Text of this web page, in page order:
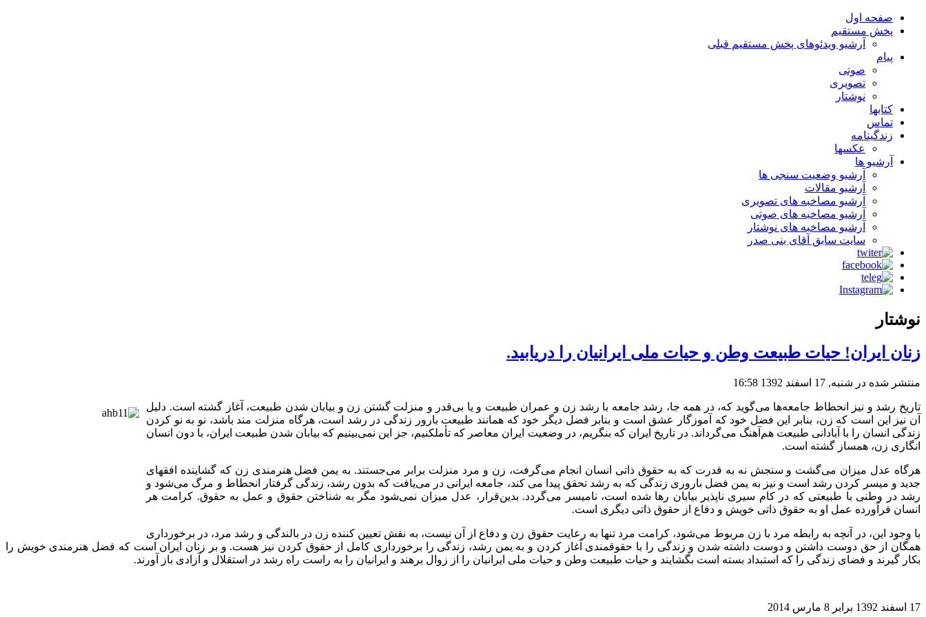
صفحه اول
پخش مستقیم
آرشیو ویدئوهای پخش مستقیم قبلی
پیام
صوتی
تصویری
نوشتار
کتابها
تماس
زندگینامه
عکسها
آرشیو ها
آرشیو وضعیت سنجی ها
آرشیو مقالات
آرشیو مصاخبه های تصویری
آرشیو مصاخبه های صوتی
آرشیو مصاخبه های نوشتار
سایت سابق آقای بنی صدر
نوشتار
زنان ایران! حیات طبیعت وطن و حیات ملی ایرانیان را دریابید.
منتشر شده در شنبه, 17 اسفند 1392 16:58
تاریخ رشد و نیز انحطاط جامعه‌ها می‌گوید که، در همه جا، رشد جامعه با رشد زن و عمران طبیعت و یا بی‌قدر و منزلت گشتن زن و بیابان شدن طبیعت، آغاز گشته ‌است. دلیل
آن نیز این ‌است که زن، بنابر این فضل خود که آموزگار عشق است و بنابر فضل دیگر خود که همانند طبیعت بارور زندگی در رشد است، هرگاه منزلت مند باشد، نو به نو کردن
زندگی انسان را با آبادانی طبیعت هم‌آهنگ می‌گرداند. در تاریخ ایران که بنگریم، در وضعیت ایران معاصر که تأملکنیم، جز این نمی‌بینیم که بیابان شدن طبیعت ایران، با دون انسان
انگاری زن، همساز گشته‌ است.
هرگاه عدل میزان می‌گشت و سنجش نه به قدرت که به حقوق ذاتی انسان انجام می‌گرفت، زن و مرد منزلت برابر می‌جستند. به یمن فضل هنرمندی زن که گشاینده افقهای
جدید و میسر کردن رشد است و نیز به یمن فضل باروری زندگی که به رشد تحقق پیدا می کند، جامعه‌ ایرانی در می‌یافت که بدون رشد، زندگی گرفتار انحطاط و مرگ می‌شود و
رشد در وطنی با طبیعتی که در کام سیری ناپذیر بیابان رها شده‌ است، نامیسر می‌گردد. بدین‌قرار، عدل میزان نمی‌شود مگر به شناختن حقوق و عمل به حقوق. کرامت هر
انسان فرآورده عمل او به حقوق ذاتی خویش و دفاع از حقوق ذاتی دیگری است.
با وجود این، در آنچه به رابطه مرد با زن مربوط می‌شود، کرامت مرد تنها به رعایت حقوق زن و دفاع از آن نیست، به نقش تعیین کننده زن در بالندگی و رشد مرد، در برخورداری
همگان از حق دوست داشتن و دوست داشته شدن و زندگی را با حقوقمندی آغاز کردن و به یمن رشد، زندگی را برخورداری کامل از حقوق کردن نیز هست. و بر زنان ایران است که فضل هنرمندی خویش را
بکار گیرند و فضای زندگی را که استبداد بسته ‌است بگشایند و حیات طبیعت وطن و حیات ملی ایرانیان را از زوال برهند و ایرانیان را به راست راه رشد در استقلال و آزادی باز آورند.
17 اسفند 1392 برابر 8 مارس 2014